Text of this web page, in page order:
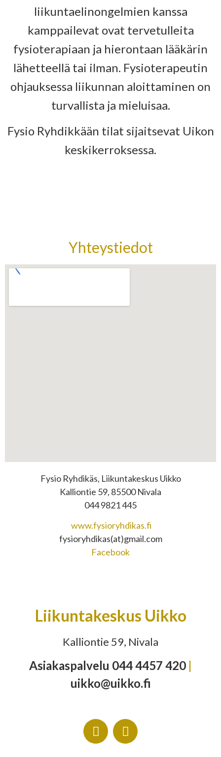
liikuntaelinongelmien kanssa
kamppailevat ovat tervetulleita
fysioterapiaan ja hierontaan lääkärin
lähetteellä tai ilman. Fysioterapeutin
ohjauksessa liikunnan aloittaminen on
turvallista ja mieluisaa.
Fysio Ryhdikkään tilat sijaitsevat Uikon
keskikerroksessa.
Yhteystiedot
Fysio Ryhdikäs, Liikuntakeskus Uikko
Kalliontie 59, 85500 Nivala
044 9821 445
www.fysioryhdikas.fi
fysioryhdikas(at)gmail.com
Facebook
Liikuntakeskus Uikko
Kalliontie 59, Nivala
Asiakaspalvelu 044 4457 420 |
uikko@uikko.fi